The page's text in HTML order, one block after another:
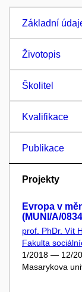
Základní
Životopis
Školitel
Kvalifikace
Publikace
Projekty
Evropa v
(MUNI/A/
prof. PhDr. Vít
Fakulta
1/2018 — 12/
Masarykova